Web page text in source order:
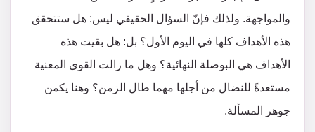
والمواجهة. ولذلك فإنّ السؤال الحقيقي ليس: هل ستتحقق
هذه الأهداف كلها في اليوم الأول؟ بل: هل بقيت هذه
الأهداف هي البوصلة النهائية؟ وهل ما زالت القوى المعنية
مستعدةً للنضال من أجلها مهما طال الزمن؟ وهنا يكمن
جوهر المسألة.